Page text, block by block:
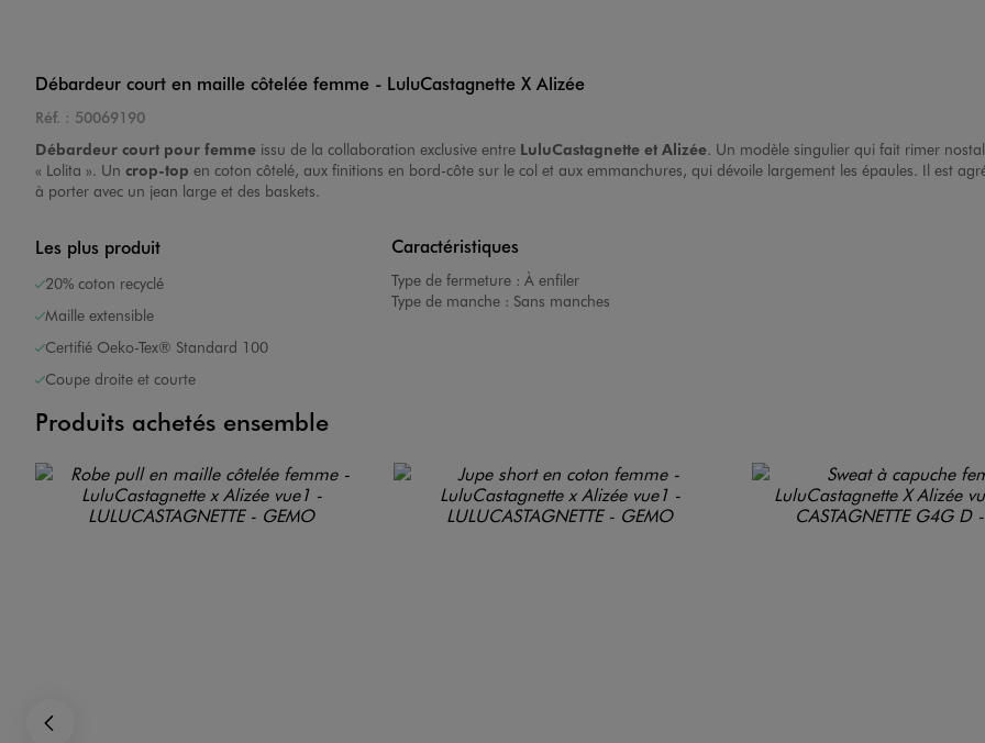
Débardeur court en maille côtelée femme - LuluCastagnette X Alizée
Réf. : 50069190
Débardeur court pour femme issu de la collaboration exclusive entre LuluCastagnette et Alizée. Un modèle singulier qui fait rimer
« Lolita ». Un crop-top en coton côtelé, aux finitions en bord-côte sur le col et aux emmanchures, qui dévoile largement les épaules. Il est
à porter avec un jean large et des baskets.
Les plus produit
20% coton recyclé
Maille extensible
Certifié Oeko-Tex® Standard 100
Coupe droite et courte
Caractéristiques
Type de fermeture : À enfiler
Type de manche : Sans manches
Produits achetés ensemble